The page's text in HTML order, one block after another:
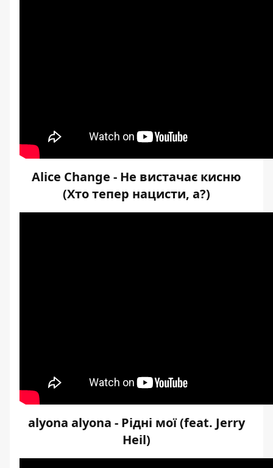
Alice Change - Не вистачає кисню
(Хто тепер нацисти, а?)
alyona alyona - Рідні мої (feat. Jerry
Heil)